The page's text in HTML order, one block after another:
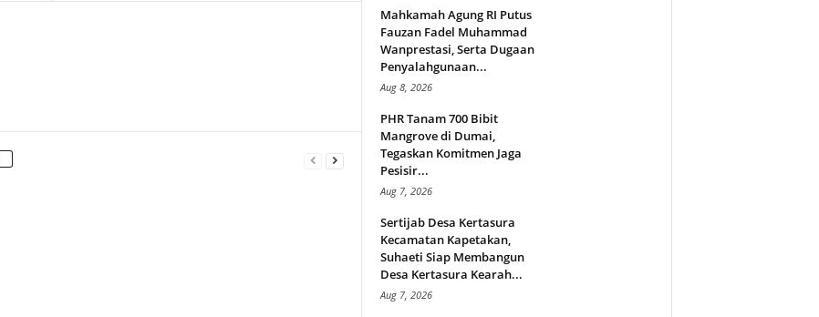
Mahkamah Agung RI Putus
Fauzan Fadel Muhammad
Wanprestasi, Serta Dugaan
Penyalahgunaan...
Aug 8, 2026
PHR Tanam 700 Bibit
Mangrove di Dumai,
Tegaskan Komitmen Jaga
Pesisir...
Aug 7, 2026
Sertijab Desa Kertasura
Kecamatan Kapetakan,
Suhaeti Siap Membangun
Desa Kertasura Kearah...
Aug 7, 2026